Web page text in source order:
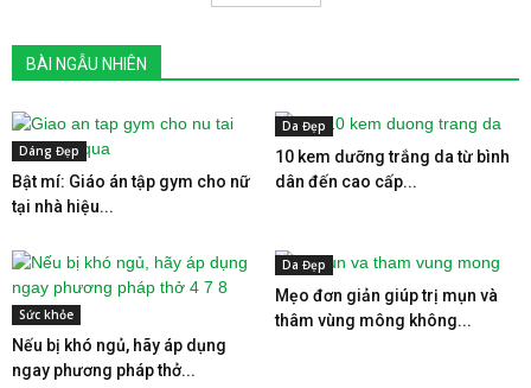
BÀI NGẪU NHIÊN
Dáng Đẹp
Bật mí: Giáo án tập gym cho nữ
tại nhà hiệu...
Da Đẹp
10 kem dưỡng trắng da từ bình
dân đến cao cấp...
Sức khỏe
Nếu bị khó ngủ, hãy áp dụng
ngay phương pháp thở...
Da Đẹp
Mẹo đơn giản giúp trị mụn và
thâm vùng mông không...